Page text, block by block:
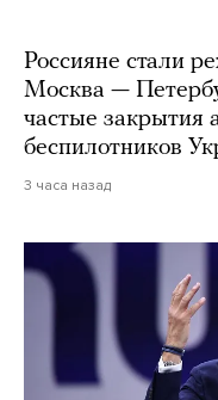
Россияне стали
Москва —
частые закрытия
беспилотников
3 часа назад